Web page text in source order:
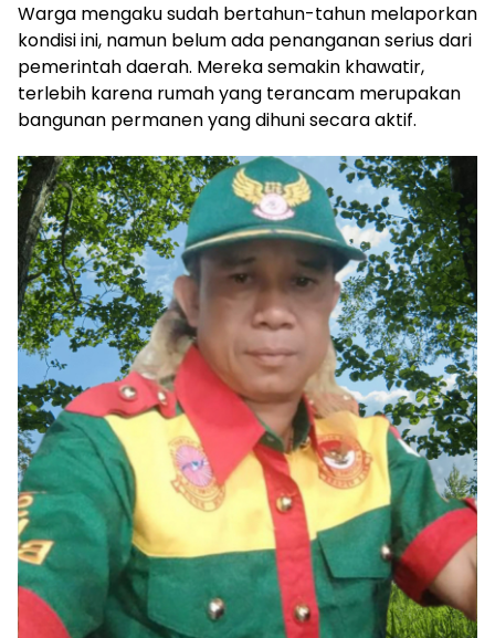
Warga mengaku sudah bertahun-tahun melaporkan
kondisi ini, namun belum ada penanganan serius dari
pemerintah daerah. Mereka semakin khawatir,
terlebih karena rumah yang terancam merupakan
bangunan permanen yang dihuni secara aktif.